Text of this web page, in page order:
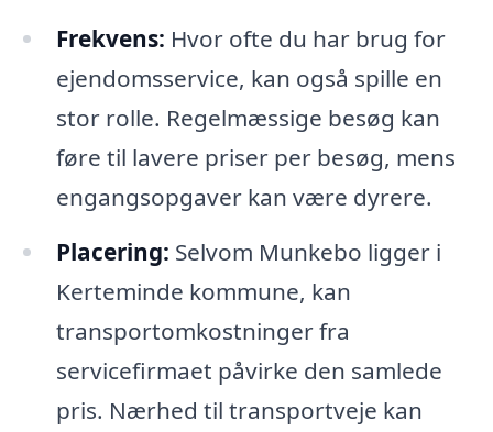
Frekvens: Hvor ofte du har brug for
ejendomsservice, kan også spille en
stor rolle. Regelmæssige besøg kan
føre til lavere priser per besøg, mens
engangsopgaver kan være dyrere.
Placering: Selvom Munkebo ligger i
Kerteminde kommune, kan
transportomkostninger fra
servicefirmaet påvirke den samlede
pris. Nærhed til transportveje kan